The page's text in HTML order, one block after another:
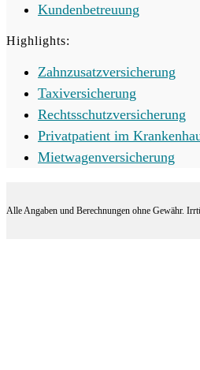
Kundenbetreuung
Highlights:
Zahnzusatzversicherung
Taxiversicherung
Rechtsschutzversicherung
Privatpatient im
Mietwagenversicherung
Alle Angaben und Berechnungen ohne Gewähr.